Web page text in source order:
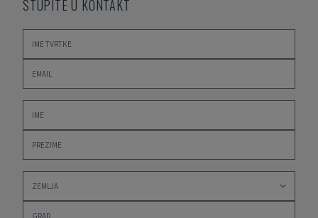
STUPITE U KONTAKT